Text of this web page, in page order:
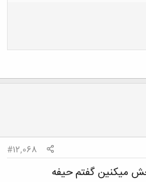
#12,068
میکنین گفتم حیفه